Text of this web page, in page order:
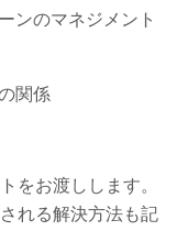
ンのマネジメント
関係
をお渡しします。
れる解決方法も記